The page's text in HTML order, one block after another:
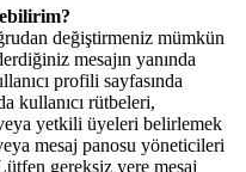
değiştirmeniz mümkün
mesajın yanında
profili sayfasında
kullanıcı rütbeleri,
veya yetkili üyeleri belirlemek
mesaj panosu yöneticileri
gereksiz yere mesaj